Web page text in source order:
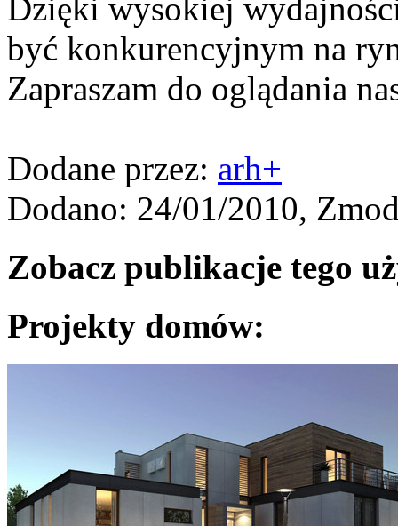
Dzięki wysokiej
być konkurencyjnym na
Zapraszam do oglądania
Dodane przez: arh+
Dodano: 24/01/2010,
Zobacz publikacje tego
Projekty domów: